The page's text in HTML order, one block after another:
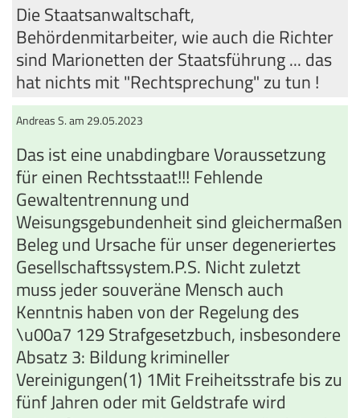
Die Staatsanwaltschaft,
Behördenmitarbeiter, wie auch die Richter
sind Marionetten der Staatsführung ... das
hat nichts mit "Rechtsprechung" zu tun !
Andreas S. am 29.05.2023
Das ist eine unabdingbare Voraussetzung
für einen Rechtsstaat!!! Fehlende
Gewaltentrennung und
Weisungsgebundenheit sind gleichermaßen
Beleg und Ursache für unser degeneriertes
Gesellschaftssystem.P.S. Nicht zuletzt
muss jeder souveräne Mensch auch
Kenntnis haben von der Regelung des
\u00a7 129 Strafgesetzbuch, insbesondere
Absatz 3: Bildung krimineller
Vereinigungen(1) 1Mit Freiheitsstrafe bis zu
fünf Jahren oder mit Geldstrafe wird